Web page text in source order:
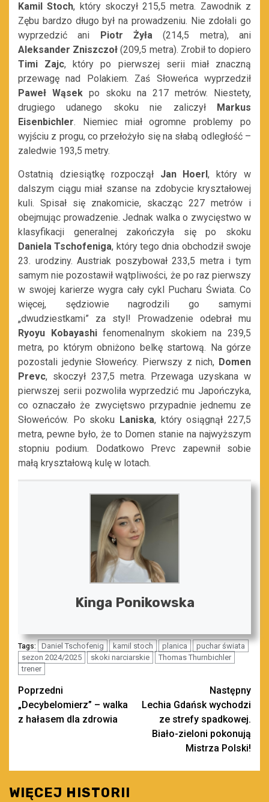
Kamil Stoch, który skoczył 215,5 metra. Zawodnik z
Zębu bardzo długo był na prowadzeniu. Nie zdołali go
wyprzedzić ani
Piotr Żyła (214,5 metra), ani
Aleksander Zniszczoł (209,5 metra). Zrobił to dopiero
Timi
Zajc, który po pierwszej serii miał znaczną
przewagę nad Polakiem. Zaś Słoweńca wyprzedził
Paweł Wąsek po skoku na 217 metrów. Niestety,
drugiego udanego skoku nie zaliczył
Markus
Eisenbichler. Niemiec miał ogromne problemy po
wyjściu z progu, co przełożyło się na słabą odległość –
zaledwie 193,5 metry.
Ostatnią dziesiątkę rozpoczął Jan Hoerl, który w
dalszym ciągu miał szanse na zdobycie kryształowej
kuli. Spisał się znakomicie, skacząc 227 metrów i
obejmując prowadzenie. Jednak walka o zwycięstwo w
klasyfikacji generalnej zakończyła się po skoku
Daniela Tschofeniga, który tego dnia obchodził swoje
23. urodziny. Austriak poszybował 233,5 metra i tym
samym nie pozostawił wątpliwości, że po raz pierwszy
w swojej karierze wygra cały cykl Pucharu Świata. Co
więcej, sędziowie nagrodzili go samymi
„dwudziestkami” za styl! Prowadzenie odebrał mu
Ryoyu
Kobayashifenomenalnym skokiem na 239,5
metra, po którym obniżono belkę startową. Na górze
pozostali jedynie Słoweńcy. Pierwszy z nich, Domen
Prevc, skoczył 237,5 metra. Przewaga uzyskana w
pierwszej serii pozwoliła wyprzedzić mu Japończyka,
co oznaczało że zwyciętswo przypadnie jednemu ze
Słoweńców. Po skoku
Laniska, który osiągnął 227,5
metra, pewne było, że to Domen stanie na najwyższym
stopniu podium. Dodatkowo Prevc zapewnił sobie
małą kryształową kulę w lotach.
Kinga Ponikowska
Tags: Daniel Tschofenig kamil stoch planica
puchar świata
sezon 2024/2025
skoki narciarskie
Thomas Thurnbichler
trener
Zobacz
wpisy
Poprzedni
„Decybelomierz” – walka
z hałasem dla zdrowia
Następny
Lechia Gdańsk wychodzi
ze strefy spadkowej.
Biało-zieloni pokonują
Mistrza Polski!
WIĘCEJ HISTORII